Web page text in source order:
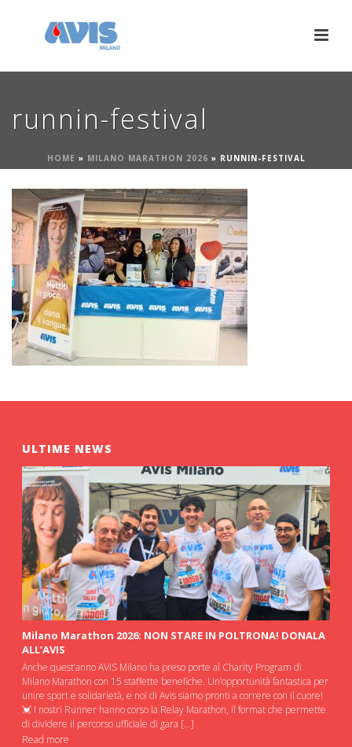
runnin-festival
HOME » MILANO MARATHON 2026 » RUNNIN-FESTIVAL
ULTIME NEWS
Milano Marathon 2026: NON STARE IN POLTRONA! DONALA
ALL’AVIS
Anche quest’anno AVIS Milano ha preso porte al Charity Program di
Milano Marathon con 15 staffette benefiche. Un’opportunità fantastica per
unire sport e solidarietà, e noi di Avis siamo pronti a correre con il cuore!
💓 I nostri Runner hanno corso la Relay Marathon, il format che permette
di dividere il percorso ufficiale di gara […]
Read more